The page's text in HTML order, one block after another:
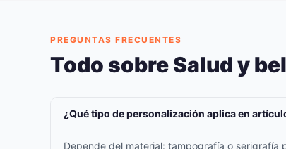
PREGUNTAS FRECUENTES
Todo sobre Salud y
¿Qué tipo de personalización aplica en
Depende del material: tampografía o serigrafía